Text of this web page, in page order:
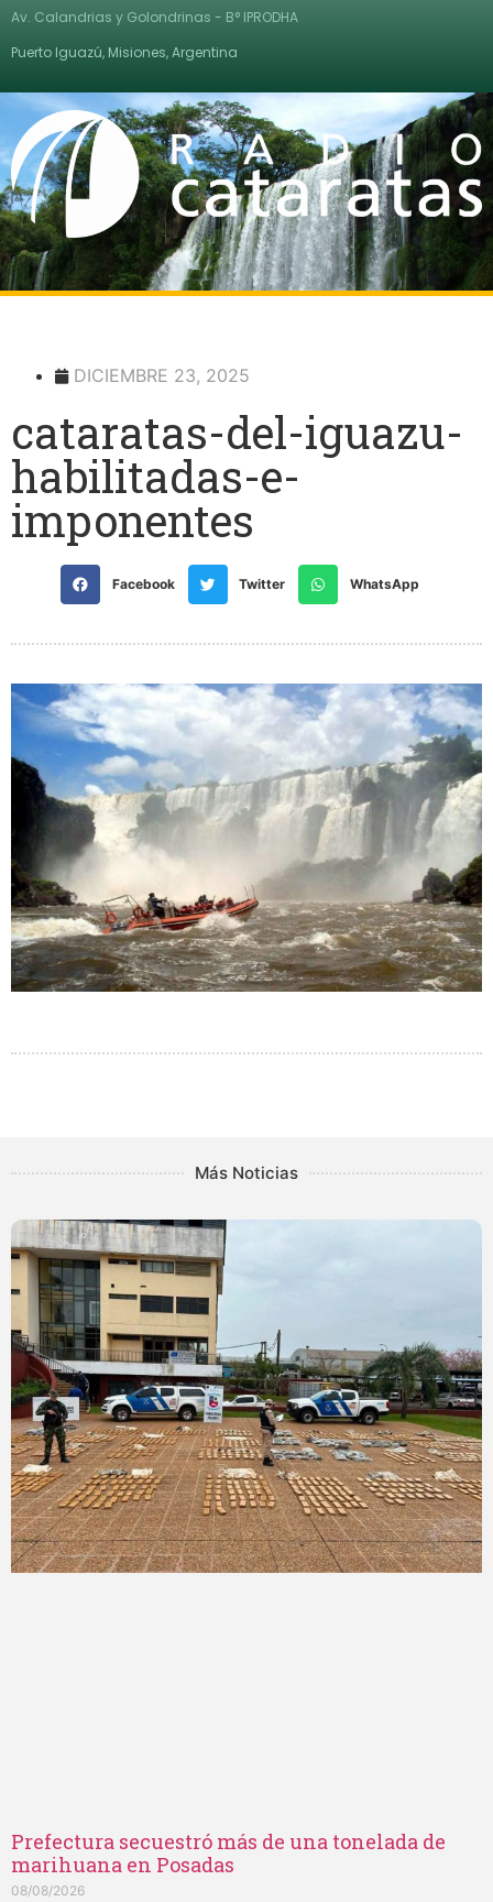
Av. Calandrias y Golondrinas - B° IPRODHA
Puerto Iguazú, Misiones, Argentina
DICIEMBRE 23, 2025
cataratas-del-iguazu-
habilitadas-e-
imponentes
Facebook Twitter WhatsApp
Más Noticias
Prefectura secuestró más de una tonelada de
marihuana en Posadas
08/08/2026